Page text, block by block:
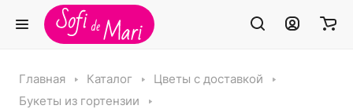
Главная Каталог
Цветы с доставкой
Букеты из гортензии